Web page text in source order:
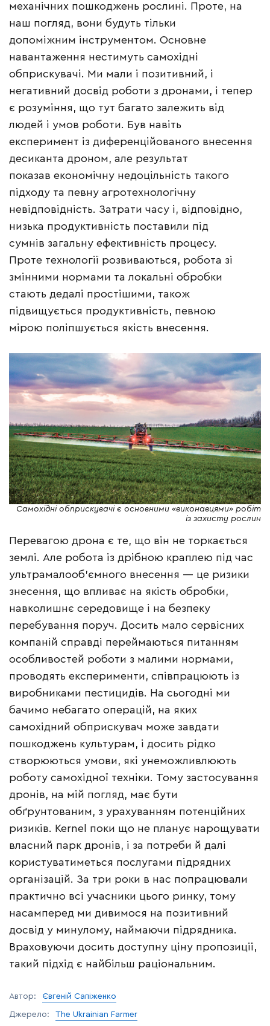
механічних пошкоджень рослині. Проте, на
наш погляд, вони будуть тільки
допоміжним інструментом. Основне
навантаження нестимуть самохідні
обприскувачі. Ми мали і позитивний, і
негативний досвід роботи з дронами, і тепер
є розуміння, що тут багато залежить від
людей і умов роботи. Був навіть
експеримент із диференційованого внесення
десиканта дроном, але результат
показав економічну недоцільність такого
підходу та певну агротехнологічну
невідповідність. Затрати часу і, відповідно,
низька продуктивність поставили під
сумнів загальну ефективність процесу.
Проте технології розвиваються, робота зі
змінними нормами та локальні обробки
стають дедалі простішими, також
підвищується продуктивність, певною
мірою поліпшується якість внесення.
Самохідні обприскувачі є основними «виконавцями» робіт
із захисту рослин
Перевагою дрона є те, що він не торкається
землі. Але робота із дрібною краплею під час
ультрамалооб’ємного внесення — це ризики
знесення, що впливає на якість обробки,
навколишнє середовище і на безпеку
перебування поруч. Досить мало сервісних
компаній справді переймаються питанням
особливостей роботи з малими нормами,
проводять експерименти, співпрацюють із
виробниками пестицидів. На сьогодні ми
бачимо небагато операцій, на яких
самохідний обприскувач може завдати
пошкоджень культурам, і досить рідко
створюються умови, які унеможливлюють
роботу самохідної техніки. Тому застосування
дронів, на мій погляд, має бути
обґрунтованим, з урахуванням потенційних
ризиків. Kernel поки що не планує нарощувати
власний парк дронів, і за потреби й далі
користуватиметься послугами підрядних
організацій. За три роки в нас попрацювали
практично всі учасники цього ринку, тому
насамперед ми дивимося на позитивний
досвід у минулому, наймаючи підрядника.
Враховуючи досить доступну ціну пропозиції,
такий підхід є найбільш раціональним.
Автор: Євгеній Сапіженко
Джерело: The Ukrainian Farmer